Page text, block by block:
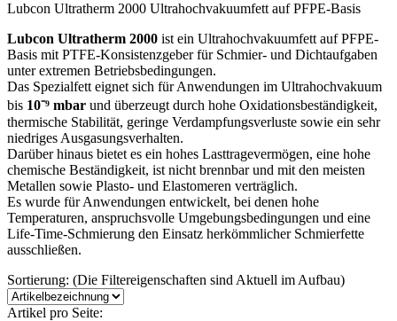
Lubcon Ultratherm 2000 Ultrahochvakuumfett auf PFPE-Basis
Lubcon Ultratherm 2000 ist ein Ultrahochvakuumfett auf PFPE-
Basis mit PTFE-Konsistenzgeber für Schmier- und Dichtaufgaben
unter extremen Betriebsbedingungen.
Das Spezialfett eignet sich für Anwendungen im Ultrahochvakuum
bis 10⁻⁹ mbar und überzeugt durch hohe Oxidationsbeständigkeit,
thermische Stabilität, geringe Verdampfungsverluste sowie ein sehr
niedriges Ausgasungsverhalten.
Darüber hinaus bietet es ein hohes Lasttragevermögen, eine hohe
chemische Beständigkeit, ist nicht brennbar und mit den meisten
Metallen sowie Plasto- und Elastomeren verträglich.
Es wurde für Anwendungen entwickelt, bei denen hohe
Temperaturen, anspruchsvolle Umgebungsbedingungen und eine
Life-Time-Schmierung den Einsatz herkömmlicher Schmierfette
ausschließen.
Sortierung: (Die Filtereigenschaften sind Aktuell im Aufbau)
Artikel pro Seite: